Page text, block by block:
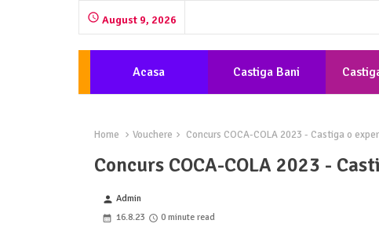
August 9, 2026
Acasa Castiga Bani
Home Vouchere Concurs COCA-COLA 2023 - Castiga o
Concurs COCA-COLA 2023 -
person Admin
16.8.23
0 minute read